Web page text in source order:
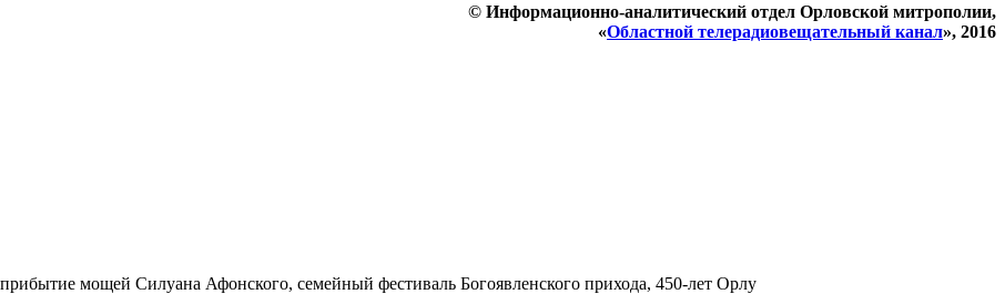
© Информационно-аналитический отдел Орловской митрополии,
«Областной телерадиовещательный канал», 2016
мощей Силуана Афонского, семейный фестиваль Богоявленского прихода, 450-лет Орлу